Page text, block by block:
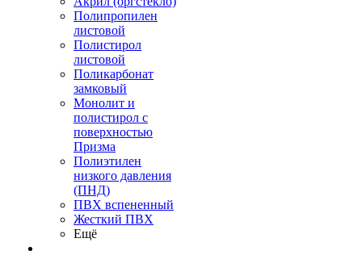
Полипропилен
листовой
Полистирол
листовой
Поликарбонат
замковый
Монолит и
полистирол с
поверхностью
Призма
Полиэтилен
низкого давления
(ПНД)
ПВХ вспененный
Жесткий ПВХ
Ещё